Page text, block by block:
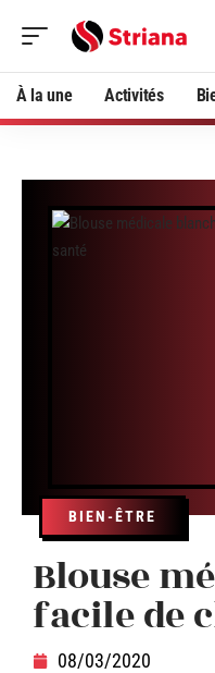
À la une Activités
BIEN-ÊTRE
Blouse
facile de
08/03/2020